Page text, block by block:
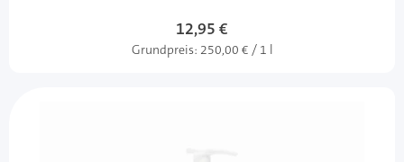
12,95 €
Grundpreis: 250,00 € / 1 l